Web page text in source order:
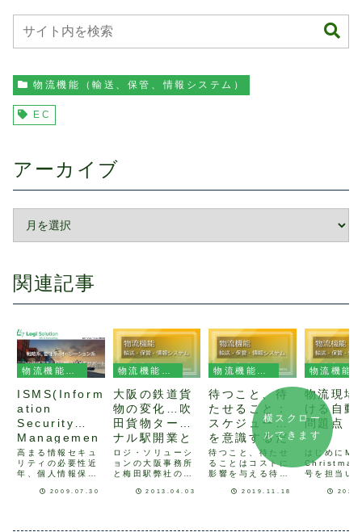
物流機能（輸送、保管、情報システム）
EC
アーカイブ
関連記事
ISMS(Inform
ation
Security
Managemen
t System)と
は？：まずは
社内の一部署
で取得するの
高まる情報セキュ
リティの必要性近
年、個人情報保護
に、情報セキュリ
2009.07.30
大阪の鉄道貨
物の変化…吹
田貨物ターミ
ナル駅開業と
E&S方式
ロジ・ソリューシ
ョンの大阪事務所
と梅田駅弊社の大
駅を北に出て、梅
2013.04.03
待つこと、待
たせること：
スケジュール
を意識するだ
けでコストは
下がる
待つこと、待たせ
ることはコストに
影響を与える待つ
とはコストに影響
2019.11.18
物流現場
ける自動
問題点
はじめに
号を担当い
物流業界で
横スクロー
ルできます